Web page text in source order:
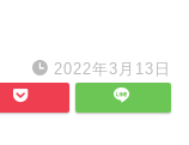
2022年3月13日